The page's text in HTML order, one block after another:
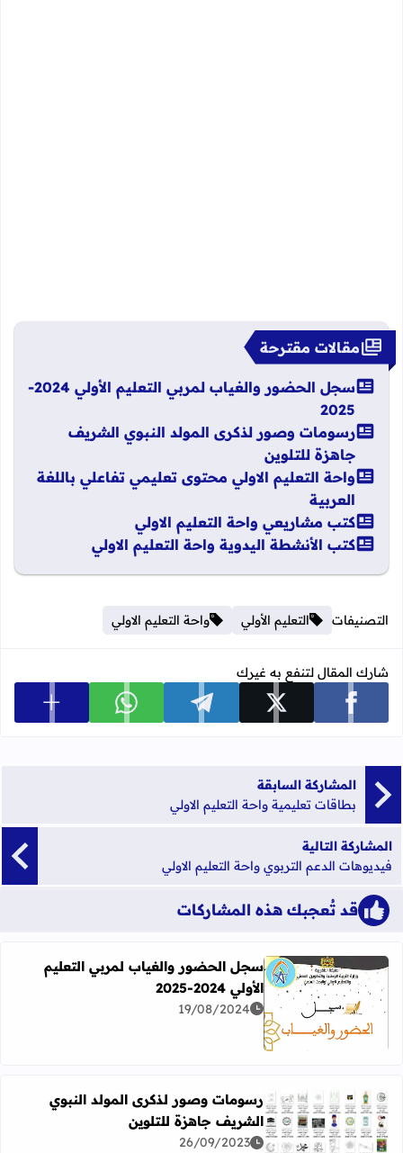
مقالات مقترحة
سجل الحضور والغياب لمربي التعليم الأولي 2024-
2025
رسومات وصور لذكرى المولد النبوي الشريف
جاهزة للتلوين
واحة التعليم الاولي محتوى تعليمي تفاعلي باللغة
العربية
كتب مشاريعي واحة التعليم الاولي
كتب الأنشطة اليدوية واحة التعليم الاولي
التصنيفات التعليم الأولي واحة التعليم الاولي
شارك المقال لتنفع به غيرك
شارك على facebook شارك على x شارك على telegram شارك على whatsapp عرض
المشاركة السابقة
بطاقات تعليمية واحة التعليم الاولي
المشاركة التالية
فيديوهات الدعم التربوي واحة التعليم الاولي
قد تُعجبك هذه المشاركات
اقرأ المزيد عن سجل الحضور والغياب لمربي التعليم الأولي 2024-2025
سجل الحضور والغياب لمربي التعليم
الأولي 2024-2025
19/08/2024
اقرأ المزيد عن رسومات وصور لذكرى المولد النبوي الشريف
رسومات وصور لذكرى المولد النبوي
الشريف جاهزة للتلوين
26/09/2023